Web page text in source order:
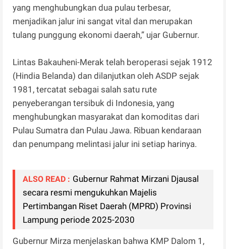
yang menghubungkan dua pulau terbesar,
menjadikan jalur ini sangat vital dan merupakan
tulang punggung ekonomi daerah,” ujar Gubernur.
Lintas Bakauheni-Merak telah beroperasi sejak 1912
(Hindia Belanda) dan dilanjutkan oleh ASDP sejak
1981, tercatat sebagai salah satu rute
penyeberangan tersibuk di Indonesia, yang
menghubungkan masyarakat dan komoditas dari
Pulau Sumatra dan Pulau Jawa. Ribuan kendaraan
dan penumpang melintasi jalur ini setiap harinya.
ALSO READ : Gubernur Rahmat Mirzani Djausal
secara resmi mengukuhkan Majelis
Pertimbangan Riset Daerah (MPRD) Provinsi
Lampung periode 2025-2030
Gubernur Mirza menjelaskan bahwa KMP Dalom 1,